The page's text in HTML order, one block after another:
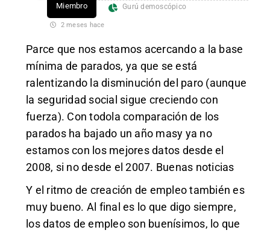
Miembro Gurú demoscópico
2 meses hace
Parce que nos estamos acercando a la base
mínima de parados, ya que se está
ralentizando la disminución del paro (aunque
la seguridad social sigue creciendo con
fuerza). Con todola comparación de los
parados ha bajado un año masy ya no
estamos con los mejores datos desde el
2008, si no desde el 2007. Buenas noticias
Y el ritmo de creación de empleo también es
muy bueno. Al final es lo que digo siempre,
los datos de empleo son buenísimos, lo que